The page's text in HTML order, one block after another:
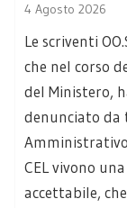
4 Agosto 2026
Le scriventi
che nel corso
del Ministero,
denunciato da
CEL vivono
accettabile,